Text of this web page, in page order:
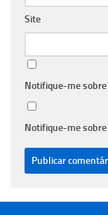
Site
Notifique-me
Notifique-me